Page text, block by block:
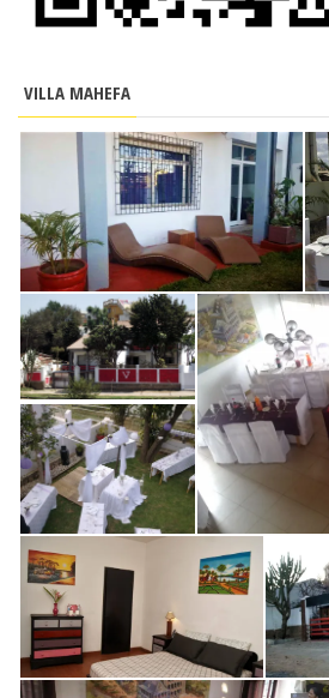
VILLA MAHEFA